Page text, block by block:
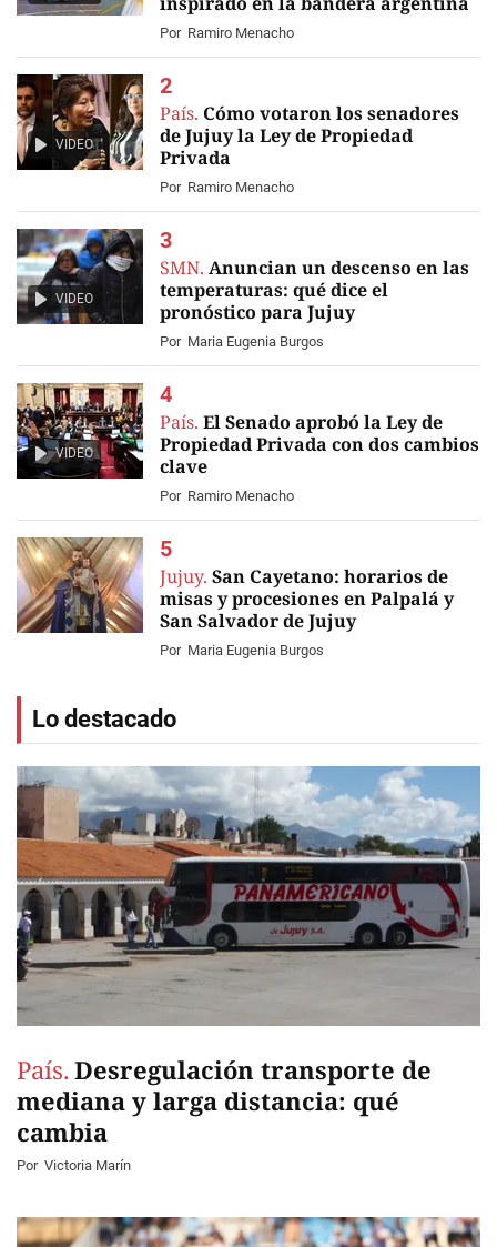
Por Ramiro Menacho
VIDEO
País. Cómo votaron los senadores
de Jujuy la Ley de Propiedad
Privada
Por Ramiro Menacho
VIDEO
SMN. Anuncian un descenso en las
temperaturas: qué dice el
pronóstico para Jujuy
Por Maria Eugenia Burgos
VIDEO
País. El Senado aprobó la Ley de
Propiedad Privada con dos cambios
clave
Por Ramiro Menacho
Jujuy. San Cayetano: horarios de
misas y procesiones en Palpalá y
San Salvador de Jujuy
Por Maria Eugenia Burgos
Lo destacado
País. Desregulación transporte de
mediana y larga distancia: qué
cambia
Por Victoria Marín